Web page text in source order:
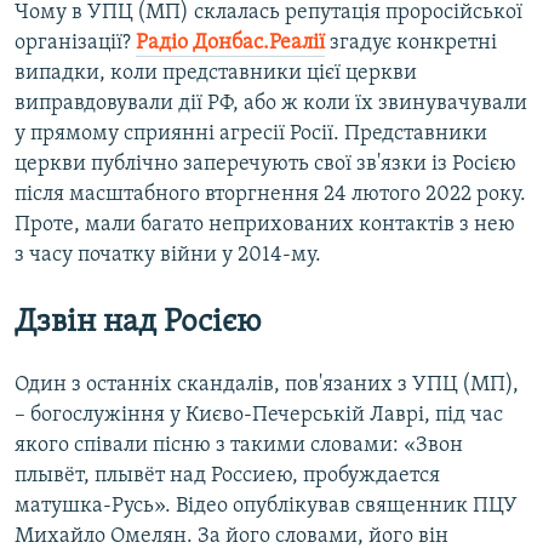
Чому в УПЦ (МП) склалась репутація проросійської
організації? Радіо Донбас.Реаліїзгадує конкретні
випадки, коли представники цієї церкви
виправдовували дії РФ, або ж коли їх звинувачували
у прямому сприянні агресії Росії. Представники
церкви публічно заперечують свої зв'язки із Росією
після масштабного вторгнення 24 лютого 2022 року.
Проте, мали багато неприхованих контактів з нею
з часу початку війни у 2014-му.
Дзвін над Росією
Один з останніх скандалів, пов'язаних з УПЦ (МП),
– богослужіння у Києво-Печерській Лаврі, під час
якого співали пісню з такими словами: «Звон
плывёт, плывёт над Россиею, пробуждается
матушка-Русь». Відео опублікував священник ПЦУ
Михайло Омелян. За його словами, його він